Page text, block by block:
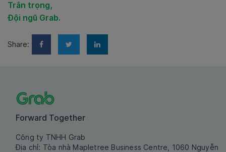
Trân trọng,
Đội ngũ Grab.
Share:
Forward Together
Công ty TNHH Grab
Địa chỉ: Tòa nhà Mapletree Business Centre, 1060 Nguyễn